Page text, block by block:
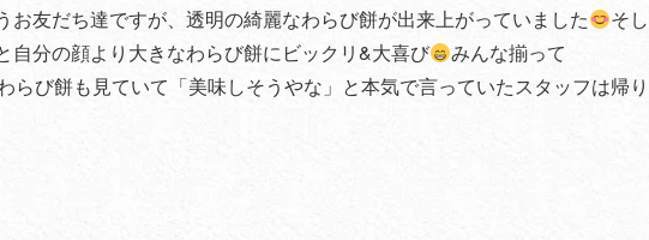
お友だち達ですが、透明の綺麗なわらび餅が出来上がっていました
そし
自分の顔より大きなわらび餅にビックリ&大喜び
みんな揃って
らび餅も見ていて「美味しそうやな」と本気で言っていたスタッフは帰り